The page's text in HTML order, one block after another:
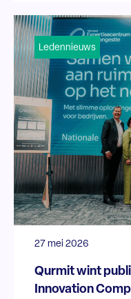
Ledennieuws
27 mei 2026
Qurmit wint
Innovation